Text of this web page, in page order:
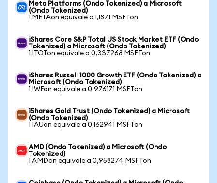
Meta Platforms (Ondo Tokenized) a Microsoft
(Ondo Tokenized)
1 METAon equivale a 1,1871 MSFTon
iShares Core S&P Total US Stock Market ETF (Ondo
Tokenized) a Microsoft (Ondo Tokenized)
1 ITOTon equivale a 0,337268 MSFTon
iShares Russell 1000 Growth ETF (Ondo Tokenized) a
Microsoft (Ondo Tokenized)
1 IWFon equivale a 0,976171 MSFTon
iShares Gold Trust (Ondo Tokenized) a Microsoft
(Ondo Tokenized)
1 IAUon equivale a 0,162941 MSFTon
AMD (Ondo Tokenized) a Microsoft (Ondo
Tokenized)
1 AMDon equivale a 0,958274 MSFTon